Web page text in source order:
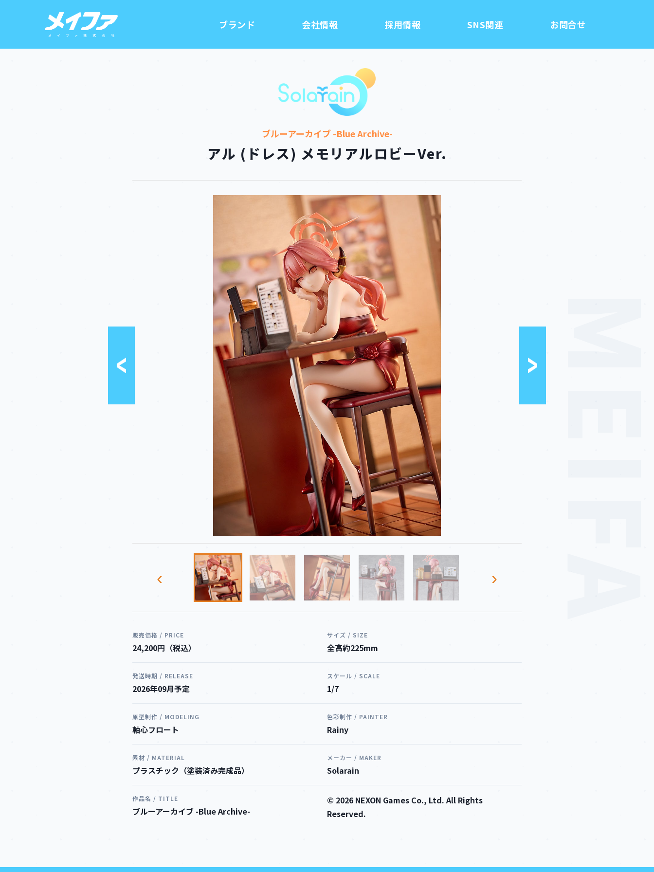
ブランド 会社情報 採用情報 SNS関連 お問合せ
ブルーアーカイブ -Blue Archive-
アル (ドレス) メモリアルロビーVer.
‹ ›
販売価格 / PRICE
24,200円（税込）
サイズ / SIZE
全高約225mm
発送時期 / RELEASE
2026年09月予定
スケール / SCALE
1/7
原型制作 / MODELING
軸心フロート
色彩制作 / PAINTER
Rainy
素材 / MATERIAL
プラスチック（塗装済み完成品）
メーカー / MAKER
Solarain
作品名 / TITLE
ブルーアーカイブ -Blue Archive-
© 2026 NEXON Games Co., Ltd. All Rights
Reserved.